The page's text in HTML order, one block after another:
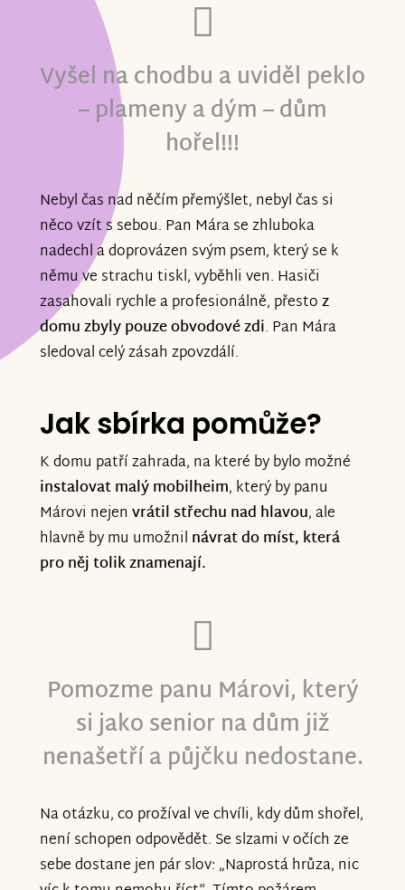
Vyšel na chodbu a uviděl peklo
– plameny a dým – dům
hořel!!!
Nebyl čas nad něčím přemýšlet, nebyl čas si
něco vzít s sebou. Pan Mára se zhluboka
nadechl a doprovázen svým psem, který se k
němu ve strachu tiskl, vyběhli ven. Hasiči
zasahovali rychle a profesionálně, přestoz
domu zbyly pouze obvodové zdi. Pan Mára
sledoval celý zásah zpovzdálí.
Jak sbírka pomůže?
K domu patří zahrada, na které by bylo možné
instalovat malý mobilheim, který by panu
Márovi nejen vrátil střechu nad hlavou, ale
hlavně by mu umožnil návrat do míst, která
pro něj tolik znamenají.
Pomozme panu Márovi, který
si jako senior na dům již
nenašetří a půjčku nedostane.
Na otázku, co prožíval ve chvíli, kdy dům shořel,
není schopen odpovědět. Se slzami v očích ze
sebe dostane jen pár slov: „Naprostá hrůza, nic